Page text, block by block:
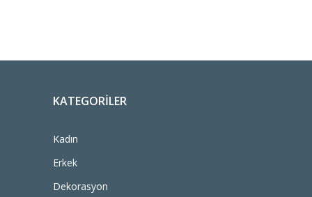
KATEGORILER
Kadın
Erkek
Dekorasyon